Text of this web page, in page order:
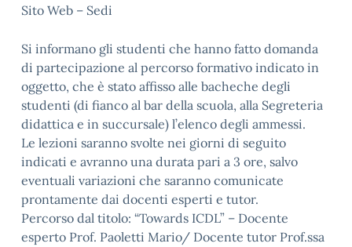
Sito Web – Sedi
Si informano gli studenti che hanno fatto domanda
di partecipazione al percorso formativo indicato in
oggetto, che è stato affisso alle bacheche degli
studenti (di fianco al bar della scuola, alla Segreteria
didattica e in succursale) l’elenco degli ammessi.
Le lezioni saranno svolte nei giorni di seguito
indicati e avranno una durata pari a 3 ore, salvo
eventuali variazioni che saranno comunicate
prontamente dai docenti esperti e tutor.
Percorso dal titolo: “Towards ICDL” – Docente
esperto Prof. Paoletti Mario/ Docente tutor Prof.ssa